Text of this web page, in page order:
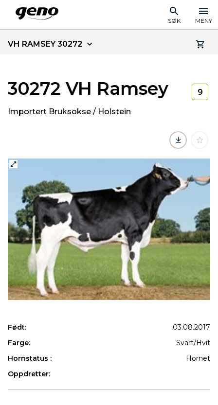
SØK MENY
VH RAMSEY 30272
30272 VH Ramsey
Importert Bruksokse / Holstein
9
Født:
03.08.2017
Farge:
Svart/Hvit
Hornstatus :
Hornet
Oppdretter: